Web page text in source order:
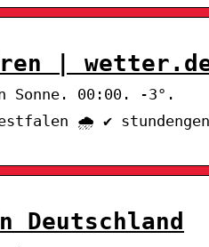
|
Sonne. 00:00. -3°.
🌧️ ✔
Deutschland